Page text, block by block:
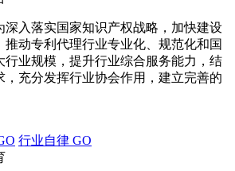
深入落实国家知识产权战略，加快建设
推动专利代理行业专业化、规范化和国
行业规模，提升行业综合服务能力，结
，充分发挥行业协会作用，建立完善的
行业自律 GO